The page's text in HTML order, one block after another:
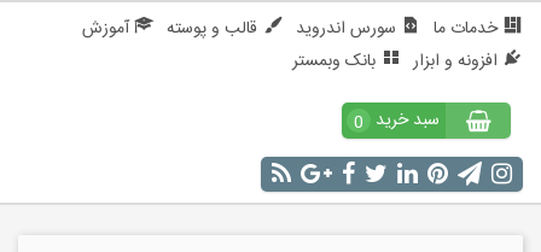
خدمات ما سورس اندروید قالب و پوسته
آموزش
افزونه و ابزار
بانک وبمستر
سبد خرید 0